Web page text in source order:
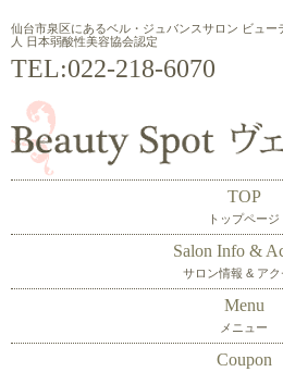
仙台市泉区にあるベル・ジュバンスサロン ビュ
人 日本弱酸性美容協会認定
TEL:022-218-6070
TOP
トップページ
Salon Info &
サロン情報 & アク
Menu
メニュー
Coupon